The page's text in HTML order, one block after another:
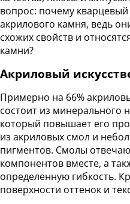
вопрос: почему
акрилового камня, ведь
схожих свойств и
камни?
Акриловый
Примерно на 66%
состоит из минерального
который повышает его
из акриловых смол и
пигментов. Смолы
компонентов вместе, а
определенную гибкость.
поверхности оттенок и